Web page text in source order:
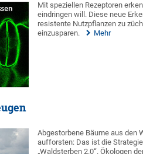
Mit speziellen Rezeptoren
eindringen will. Diese neue
resistente Nutzpflanzen zu
einzusparen.
Mehr
Abgestorbene Bäume aus den
aufforsten: Das ist die
„Waldsterben 2.0“. Ökologen